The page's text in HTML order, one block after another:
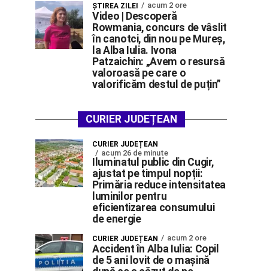
ŞTIREA ZILEI acum 2 ore
Video | Descoperă
Rowmania, concurs de vâslit
în canotci, din nou pe Mureș,
la Alba Iulia. Ivona
Patzaichin: „Avem o resursă
valoroasă pe care o
valorificăm destul de puțin”
CURIER JUDEȚEAN
CURIER JUDEȚEAN
acum 26 de minute
Iluminatul public din Cugir,
ajustat pe timpul nopții:
Primăria reduce intensitatea
luminilor pentru
eficientizarea consumului
de energie
CURIER JUDEȚEAN acum 2 ore
Accident în Alba Iulia: Copil
de 5 ani lovit de o mașină